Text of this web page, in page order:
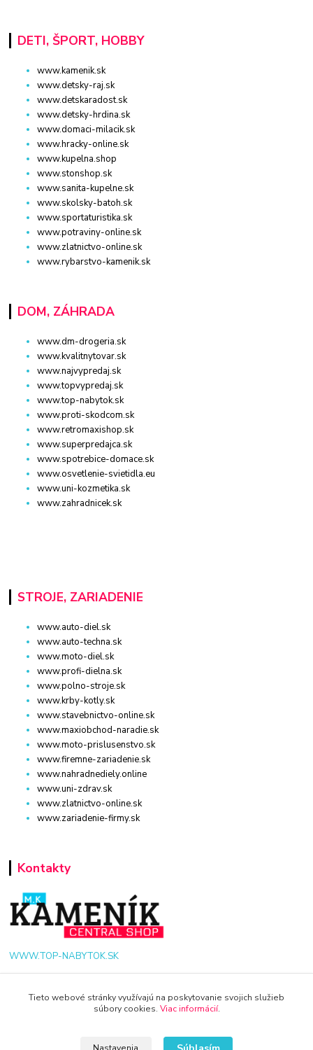
DETI, ŠPORT, HOBBY
www.kamenik.sk
www.detsky-raj.sk
www.detskaradost.sk
www.detsky-hrdina.sk
www.domaci-milacik.sk
www.hracky-online.sk
www.kupelna.shop
www.stonshop.sk
www.sanita-kupelne.sk
www.skolsky-batoh.sk
www.sportaturistika.sk
www.potraviny-online.sk
www.zlatnictvo-online.sk
www.rybarstvo-kamenik.sk
DOM, ZÁHRADA
www.dm-drogeria.sk
www.kvalitnytovar.sk
www.najvypredaj.sk
www.topvypredaj.sk
www.top-nabytok.sk
www.proti-skodcom.sk
www.retromaxishop.sk
www.superpredajca.sk
www.spotrebice-domace.sk
www.osvetlenie-svietidla.eu
www.uni-kozmetika.sk
www.zahradnicek.sk
STROJE, ZARIADENIE
www.auto-diel.sk
www.auto-techna.sk
www.moto-diel.sk
www.profi-dielna.sk
www.polno-stroje.sk
www.krby-kotly.sk
www.stavebnictvo-online.sk
www.maxiobchod-naradie.sk
www.moto-prislusenstvo.sk
www.firemne-zariadenie.sk
www.nahradnediely.online
www.uni-zdrav.sk
www.zlatnictvo-online.sk
www.zariadenie-firmy.sk
Kontakty
WWW.TOP-NABYTOK.SK
+421 940 949 000
Tieto webové stránky využívajú na poskytovanie svojich služieb
súbory cookies. Viac informácií.